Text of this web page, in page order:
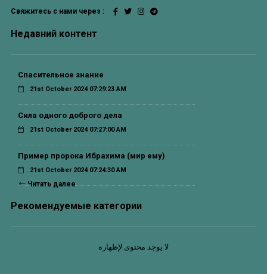
Свяжитесь с нами через :
Недавний контент
Спасительное знание
21st October 2024 07:29:23 AM
Сила одного доброго дела
21st October 2024 07:27:00 AM
Пример пророка Ибрахима (мир ему)
21st October 2024 07:24:30 AM
Читать далее
Рекомендуемые категории
لا يوجد محتوى لإظهاره